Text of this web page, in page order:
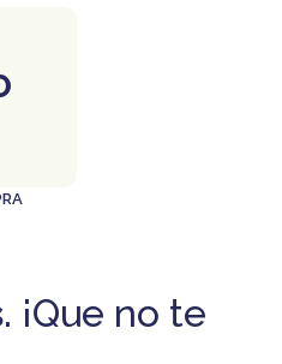
. ¡Que no te